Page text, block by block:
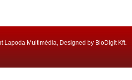
Lapoda Multimédia, Designed by BioDigit Kft.